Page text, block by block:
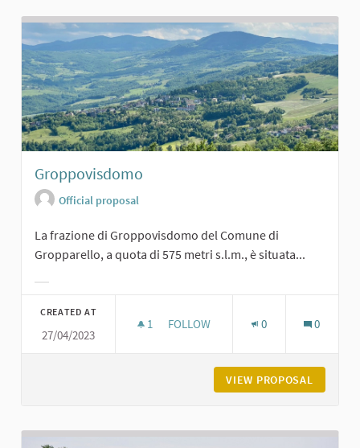
Groppovisdomo
Official proposal
La frazione di Groppovisdomo del Comune di
Gropparello, a quota di 575 metri s.l.m., è situata...
CREATED AT
27/04/2023
1 1 FOLLOWER
FOLLOW 0 0
VIEW PROPOSAL